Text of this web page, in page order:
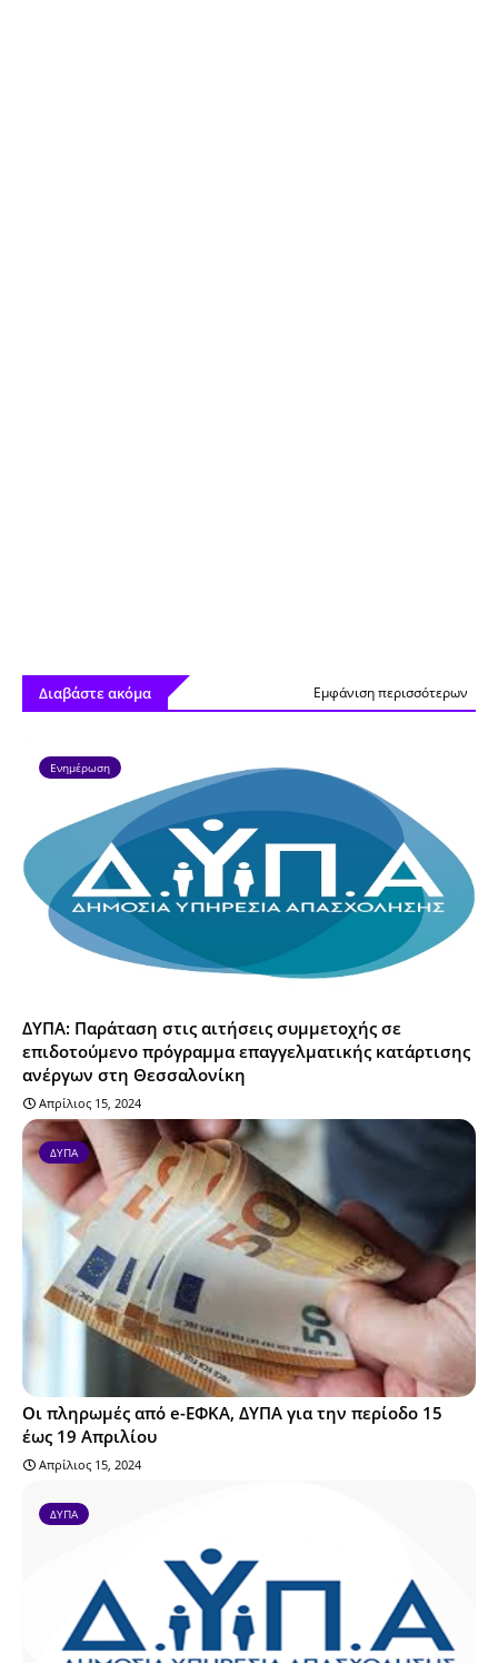
Διαβάστε ακόμα Εμφάνιση περισσότερων
Ενημέρωση
ΔΥΠΑ: Παράταση στις αιτήσεις συμμετοχής σε
επιδοτούμενο πρόγραμμα επαγγελματικής κατάρτισης
ανέργων στη Θεσσαλονίκη
Απρίλιος 15, 2024
ΔΥΠΑ
Οι πληρωμές από e-ΕΦΚΑ, ΔΥΠΑ για την περίοδο 15
έως 19 Απριλίου
Απρίλιος 15, 2024
ΔΥΠΑ